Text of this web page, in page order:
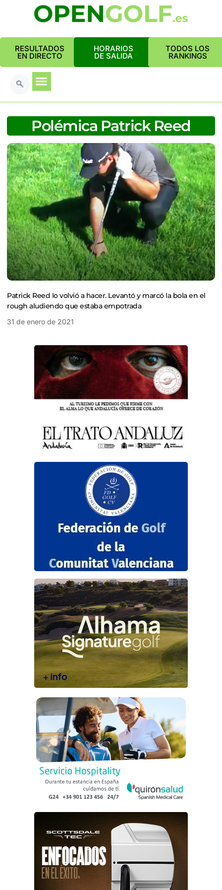
RESULTADOS
EN DIRECTO
HORARIOS
DE SALIDA
TODOS LOS
RANKINGS
Polémica Patrick Reed
Patrick Reed lo volvió a hacer. Levantó y marcó la bola en el
rough aludiendo que estaba empotrada
31 de enero de 2021